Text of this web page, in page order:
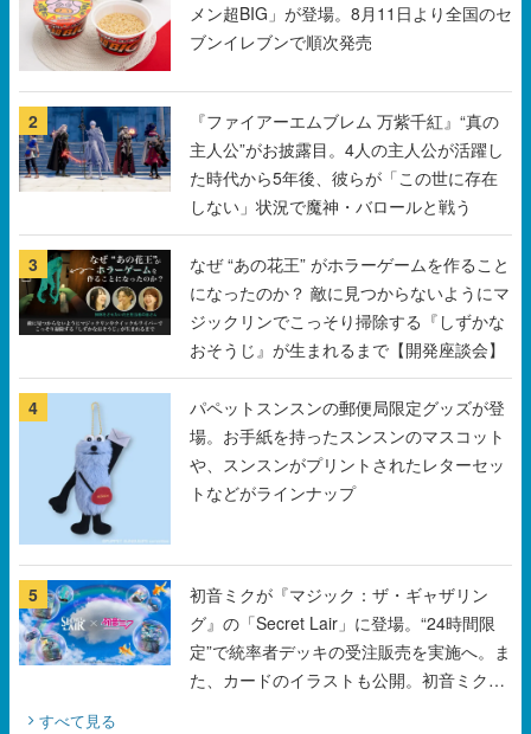
メン超BIG」が登場。8月11日より全国のセ
ブンイレブンで順次発売
2
『ファイアーエムブレム 万紫千紅』“真の
主人公”がお披露目。4人の主人公が活躍し
た時代から5年後、彼らが「この世に存在
しない」状況で魔神・バロールと戦う
3
なぜ “あの花王” がホラーゲームを作ること
になったのか？ 敵に見つからないようにマ
ジックリンでこっそり掃除する『しずかな
おそうじ』が生まれるまで【開発座談会】
4
パペットスンスンの郵便局限定グッズが登
場。お手紙を持ったスンスンのマスコット
や、スンスンがプリントされたレターセッ
トなどがラインナップ
5
初音ミクが『マジック：ザ・ギャザリン
グ』の「Secret Lair」に登場。“24時間限
定”で統率者デッキの受注販売を実施へ。ま
た、カードのイラストも公開。初音ミクの
すべて見る